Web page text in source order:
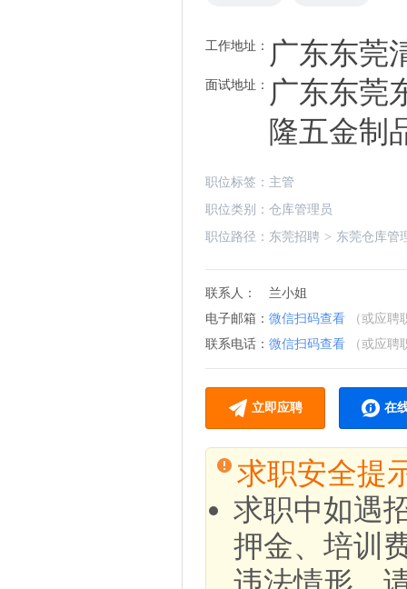
工作地址： 广东东莞
面试地址：
广东东莞
隆五金制
职位标签： 主管
职位类别： 仓库管理员
职位路径： 东莞招聘 > 东莞仓库管
联系人：
兰小姐
电子邮箱： 微信扫码查看
（或应聘
联系电话： 微信扫码查看 （或应聘
立即应聘 在
求职安全提
求职中如遇
押金、培训
违法情形，